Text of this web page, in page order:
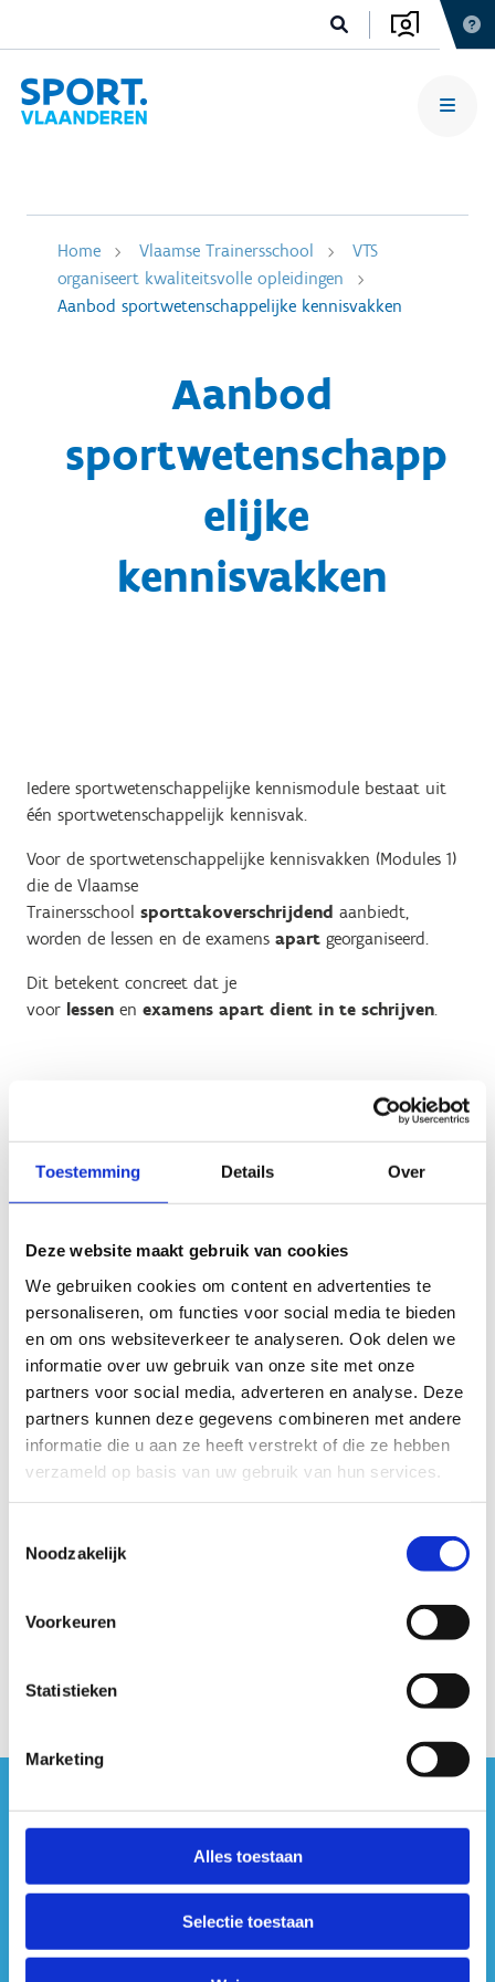
Toestemming Details Over
Deze website maakt gebruik van cookies
We gebruiken cookies om content en advertenties te
personaliseren, om functies voor social media te bieden
en om ons websiteverkeer te analyseren. Ook delen we
informatie over uw gebruik van onze site met onze
partners voor social media, adverteren en analyse. Deze
partners kunnen deze gegevens combineren met andere
informatie die u aan ze heeft verstrekt of die ze hebben
verzameld op basis van uw gebruik van hun services.
Noodzakelijk
Voorkeuren
Statistieken
Marketing
Alles toestaan
Selectie toestaan
Home Vlaamse Trainersschool
VTS
organiseert kwaliteitsvolle opleidingen
Aanbod sportwetenschappelijke kennisvakken
Aanbod
sportwetenschapp
elijke
kennisvakken
Iedere sportwetenschappelijke kennismodule bestaat uit
één sportwetenschappelijk kennisvak.
Voor de sportwetenschappelijke kennisvakken (Modules 1)
die de Vlaamse
Trainersschool sporttakoverschrijdend aanbiedt,
worden de lessen en de examens apart georganiseerd.
Dit betekent concreet dat je
voor lessen en examens apart dient in te schrijven.
Je kan dus kiezen voor het volgen van lessen (aangeraden,
maar niet verplicht) van een sportwetenschappelijk
het desbetreffende vak.
lessen alvorens een examenmoment te kiezen. Ook voor
examens kan je, als je niet slaagt, opnieuw inschrijven
voor een nieuw examenmoment.
Opgelet: de examens worden digitaal afgenomen op een
centrale examenlocatie op je eigen laptop/tablet. Per
examen heb je maximaal 30 minuten invultijd.
De kortingen als bisser zijn binnen de
#sportersbelevenmeer
ook op sociale media